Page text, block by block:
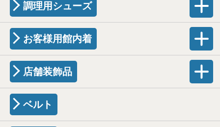
調理用シューズ
お客様用館内着
店舗装飾品
ベルト